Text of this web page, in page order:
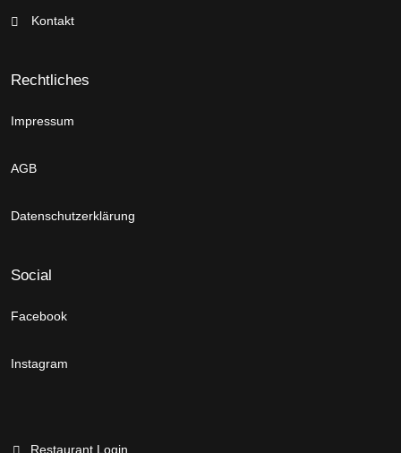
Kontakt
Rechtliches
Impressum
AGB
Datenschutzerklärung
Social
Facebook
Instagram
Restaurant Login